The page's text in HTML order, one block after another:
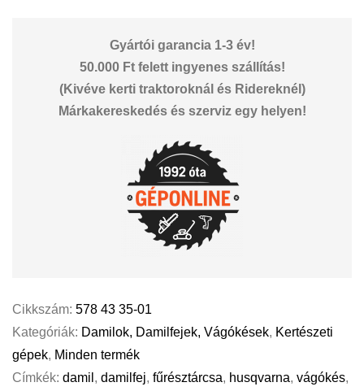
Gyártói garancia 1-3 év!
50.000 Ft felett ingyenes szállítás!
(Kivéve kerti traktoroknál és Ridereknél)
Márkakereskedés és szerviz egy helyen!
Cikkszám: 578 43 35-01
Kategóriák: Damilok, Damilfejek, Vágókések, Kertészeti
gépek, Minden termék
Címkék: damil , damilfej, fűrésztárcsa, husqvarna, vágókés,